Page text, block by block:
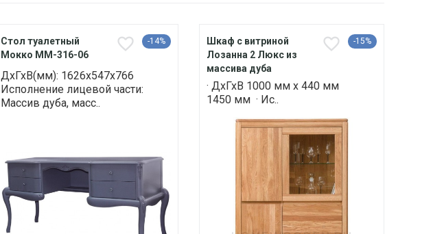
Стол туалетный
Мокко ММ-316-06
-14%
ДхГхВ(мм): 1626х547х766
Исполнение лицевой части:
Массив дуба, масс..
Шкаф с витриной
Лозанна 2 Люкс из
массива дуба
-15%
· ДхГхВ 1000 мм х 440 мм
1450 мм · Ис..